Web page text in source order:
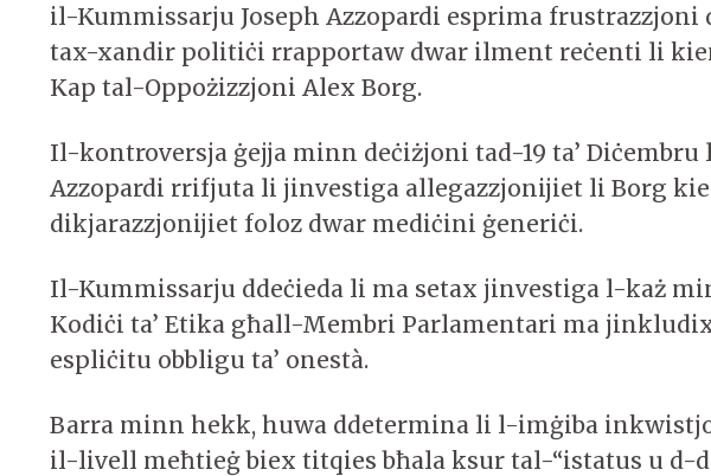
il-Kummissarju Joseph Azzopardi esprima frustrazzjoni
tax-xandir politiċi rrapportaw dwar ilment reċenti li
Kap tal-Oppożizzjoni Alex Borg.
Il-kontroversja ġejja minn deċiżjoni tad-19 ta’ Diċembru
Azzopardi rrifjuta li jinvestiga allegazzjonijiet li Borg
dikjarazzjonijiet foloz dwar mediċini ġeneriċi.
Il-Kummissarju ddeċieda li ma setax jinvestiga l-każ
Kodiċi ta’ Etika għall-Membri Parlamentari ma jinkludix
espliċitu obbligu ta’ onestà.
Barra minn hekk, huwa ddetermina li l-imġiba
il-livell meħtieġ biex titqies bħala ksur tal-“istatus u d-